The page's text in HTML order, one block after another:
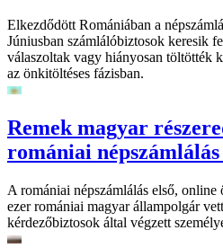
Elkezdődött Romániában a
Júniusban számlálóbiztosok keresik
válaszoltak vagy hiányosan töltötték
az önkitöltéses fázisban.
Remek magyar
romániai népszámlálás
A romániai népszámlálás első, online
ezer romániai magyar állampolgár
kérdezőbiztosok által végzett